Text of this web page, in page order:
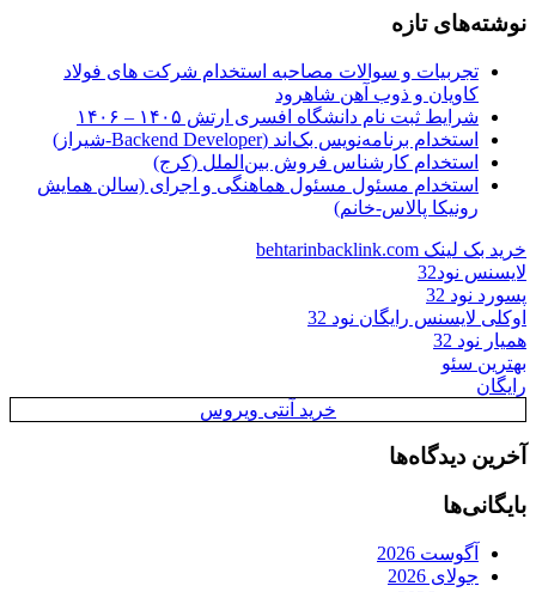
نوشته‌های تازه
تجربیات و سوالات مصاحبه استخدام شرکت های فولاد
کاویان و ذوب آهن شاهرود
شرایط ثبت نام دانشگاه افسری ارتش ۱۴۰۵ – ۱۴۰۶
استخدام برنامه‌نویس بک‌اند (Backend Developer-شیراز)
استخدام کارشناس فروش بین‌الملل (کرج)
استخدام مسئول مسئول هماهنگی و اجرای (سالن همایش
رونیکا پالاس-خانم)
خرید بک لینک behtarinbacklink.com
لایسنس نود32
پسورد نود 32
اوکلی لایسنس رایگان نود 32
همیار نود 32
بهترین سئو
رایگان
خرید آنتی ویروس
آخرین دیدگاه‌ها
بایگانی‌ها
آگوست 2026
جولای 2026